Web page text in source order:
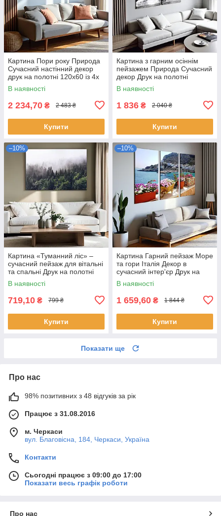
Картина Пори року Природа
Сучасний настінний декор
друк на полотні 120х60 із 4х
модулів
В наявності
2 234,70 ₴ 2 483 ₴
Купити
Картина з гарним осіннім
пейзажем Природа Сучасний
декор Друк на полотні
90х60см із 3х частин
В наявності
1 836 ₴ 2 040 ₴
Купити
–10%
Картина «Туманний ліс» –
сучасний пейзаж для вітальні
та спальні Друк на полотні
60х40 см
В наявності
719,10 ₴ 799 ₴
Купити
–10%
Картина Гарний пейзаж Море
та гори Італія Декор в
сучасний інтер'єр Друк на
полотні 90х60 із 3х модулів
В наявності
1 659,60 ₴ 1 844 ₴
Купити
Показати ще
Про нас
98% позитивних з 48 відгуків за рік
Працює з 31.08.2016
м. Черкаси
вул. Благовісна, 184, Черкаси, Україна
Контакти
Сьогодні працює з 09:00 до 17:00
Показати весь графік роботи
Про нас